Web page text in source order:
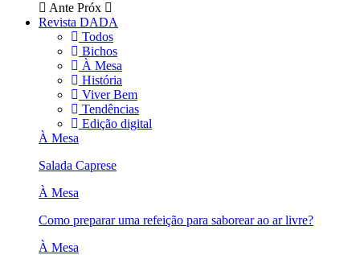
Ante Próx
Revista DADA
Todos
Bichos
À Mesa
História
Viver Bem
Tendências
Edição digital
À Mesa
Salada Caprese
À Mesa
Como preparar uma refeição para saborear ao ar livre?
À Mesa